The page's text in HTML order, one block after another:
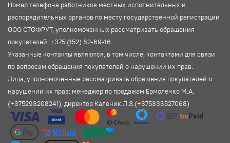
Номер телефона работников местных исполнительных и
распорядительных органов по месту государственной регистрации
ООО СТОФРУТ, уполномоченных рассматривать обращения
покупателей: +375 (152) 62-69-16
Указанные контакты являются, в том числе, контактами для связи
по вопросам обращения покупателей о нарушении их прав.
Лица, уполномоченные рассматривать обращения покупателей о
нарушении их прав: менеджер по продажам Ермоленко М.А.
(+375293208241), директор Каленик Л.З.(+375333527068)